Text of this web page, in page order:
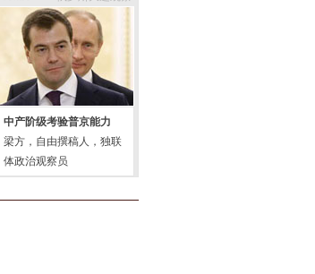
中产阶级考验普京能力
梁方，自由撰稿人，独联
体政治观察员